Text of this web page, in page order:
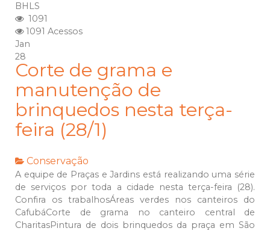
BHLS
1091
1091 Acessos
Jan
28
Corte de grama e
manutenção de
brinquedos nesta terça-
feira (28/1)
Conservação
A equipe de Praças e Jardins está realizando uma série
de serviços por toda a cidade nesta terça-feira (28).
Confira os trabalhosÁreas verdes nos canteiros do
CafubáCorte de grama no canteiro central de
CharitasPintura de dois brinquedos da praça em São